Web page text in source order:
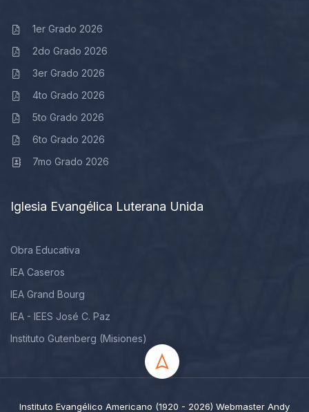
1er Grado 2026
2do Grado 2026
3er Grado 2026
4to Grado 2026
5to Grado 2026
6to Grado 2026
7mo Grado 2026
Iglesia Evangélica Luterana Unida
Obra Educativa
IEA Caseros
IEA Grand Bourg
IEA - IEES José C. Paz
Instituto Gutenberg (Misiones)
Instituto Evangélico Americano (1920 - 2026) Webmaster Andy